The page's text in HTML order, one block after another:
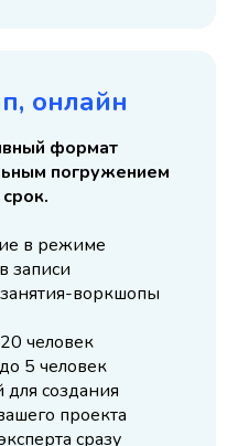
онлайн
формат
погружением
в режиме
записи
воркшопы
человек
5 человек
создания
проекта
сразу